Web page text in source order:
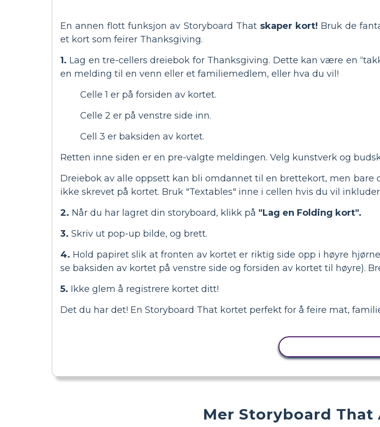
En annen flott funksjon av Storyboard That skaper kort! Bruk de
et kort som feirer Thanksgiving.
1. Lag en tre-cellers dreiebok for Thanksgiving. Dette kan være en
en melding til en venn eller et familiemedlem, eller hva du vil!
Celle 1 er på forsiden av kortet.
Celle 2 er på venstre side inn.
Cell 3 er baksiden av kortet.
Retten inne siden er en pre-valgte meldingen. Velg kunstverk og
Dreiebok av alle oppsett kan bli omdannet til en brettekort, men bare
ikke skrevet på kortet. Bruk "Textables" inne i cellen hvis du vil
2. Når du har lagret din storyboard, klikk på "Lag en Folding kort".
3. Skriv ut pop-up bilde, og brett.
4. Hold papiret slik at fronten av kortet er riktig side opp i høyre
se baksiden av kortet på venstre side og forsiden av kortet til høyre).
5. Ikke glem å registrere kortet ditt!
Det du har det! En Storyboard That kortet perfekt for å feire mat,
Mer Storyboard